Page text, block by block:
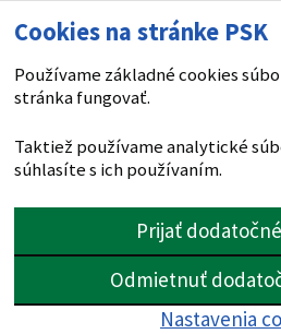
Cookies na stránke PSK
Používame základné cookies
stránka fungovať.
Taktiež používame analytické
súhlasíte s ich používaním.
Prijať
Odmietnuť
Nastavenia